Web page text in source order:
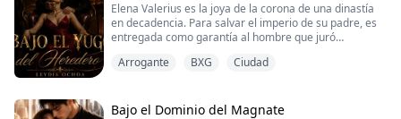
Elena Valerius es la joya de la corona de una dinastía
en decadencia. Para salvar el imperio de su padre, es
entregada como garantía al hombre que juró
posesivo y el nuevo dueño de cada respiro de Elena. Él
para obtenerla.
Arrogante BXG Ciudad
Bajo el Dominio del Magnate